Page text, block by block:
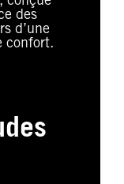
des
d’une
confort.